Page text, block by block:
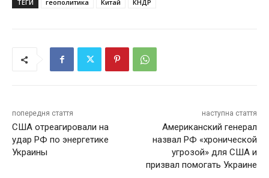
ТЕГИ геополитика Китай КНДР
попередня стаття
США отреагировали на
удар РФ по энергетике
Украины
наступна стаття
Американский генерал
назвал РФ «хронической
угрозой» для США и
призвал помогать Украине